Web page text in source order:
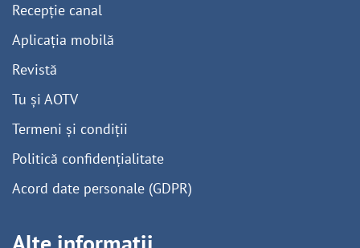
Recepție canal
Aplicația mobilă
Revistă
Tu și AOTV
Termeni și condiții
Politică confidențialitate
Acord date personale (GDPR)